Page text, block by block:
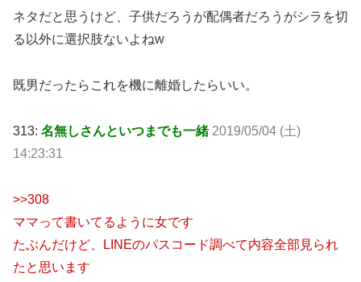
ネタだと思うけど、子供だろうが配偶者だろうがシラを切
る以外に選択肢ないよねw
既男だったらこれを機に離婚したらいい。
313: 名無しさんといつまでも一緒 2019/05/04 (土)
14:23:31
>>308
ママって書いてるように女です
たぶんだけど、LINEのパスコード調べて内容全部見られ
たと思います